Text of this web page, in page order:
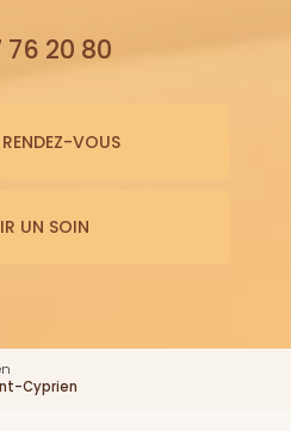
76 20 80
RENDEZ-VOUS
UN SOIN
Cyprien